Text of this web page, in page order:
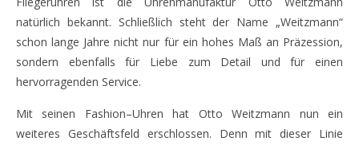
natürlich bekannt. Schließlich steht der Name „Weitzmann“
schon lange Jahre nicht nur für ein hohes Maß an Präzession,
sondern ebenfalls für Liebe zum Detail und für einen
hervorragenden Service.
Mit seinen Fashion–Uhren hat Otto Weitzmann nun ein
weiteres Geschäftsfeld erschlossen. Denn mit dieser Linie